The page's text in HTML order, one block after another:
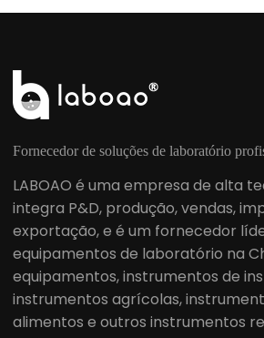
Fornecedor de soluções de laboratório
LABOAO é uma empresa de alta
integra P&D, produção, vendas,
exportação, e é um fornecedor
equipamentos de laboratório na
equipamentos, instrumentos de
instrumentos agrícolas,
alimentos e outros instrumentos